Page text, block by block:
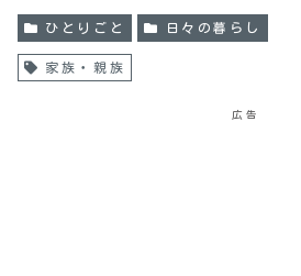
ひとりごと 日々の暮らし
家族・親族
広告